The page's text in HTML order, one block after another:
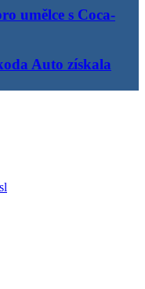
umělce s Coca-
Auto získala